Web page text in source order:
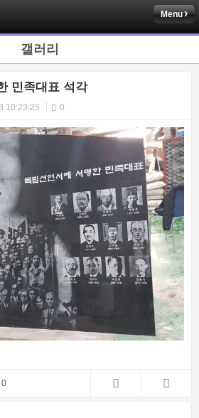
Menu
갤러리
민족대표 석각
10:23:25 0
0